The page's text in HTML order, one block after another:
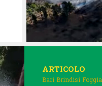
ARTICOLO
Bari Brindisi Foggia